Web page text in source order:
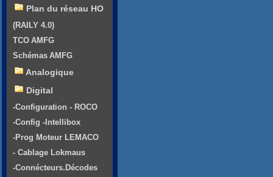
Plan du réseau HO
(RAILY 4.0)
TCO AMFG
Schémas AMFG
Analogique
Digital
-Configuration - ROCO
-Config -Intellibox
-Prog Moteur LEMACO
- Cablage Lokmaus
-Connécteurs.Décodes